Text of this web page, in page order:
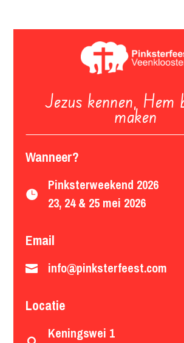
Jezus kennen, Hem
maken
Wanneer?

Pinksterweekend 2026
23, 24 & 25 mei 2026
Email
 info@pinksterfeest.com
Locatie
Keningswei 1